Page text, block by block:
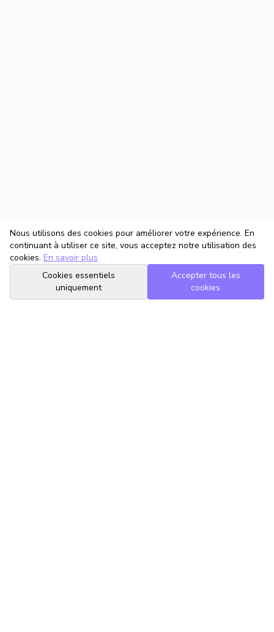
Nous utilisons des cookies pour améliorer votre expérience. En
continuant à utiliser ce site, vous acceptez notre utilisation des
cookies. En savoir plus
Cookies essentiels
uniquement
Accepter tous les
cookies